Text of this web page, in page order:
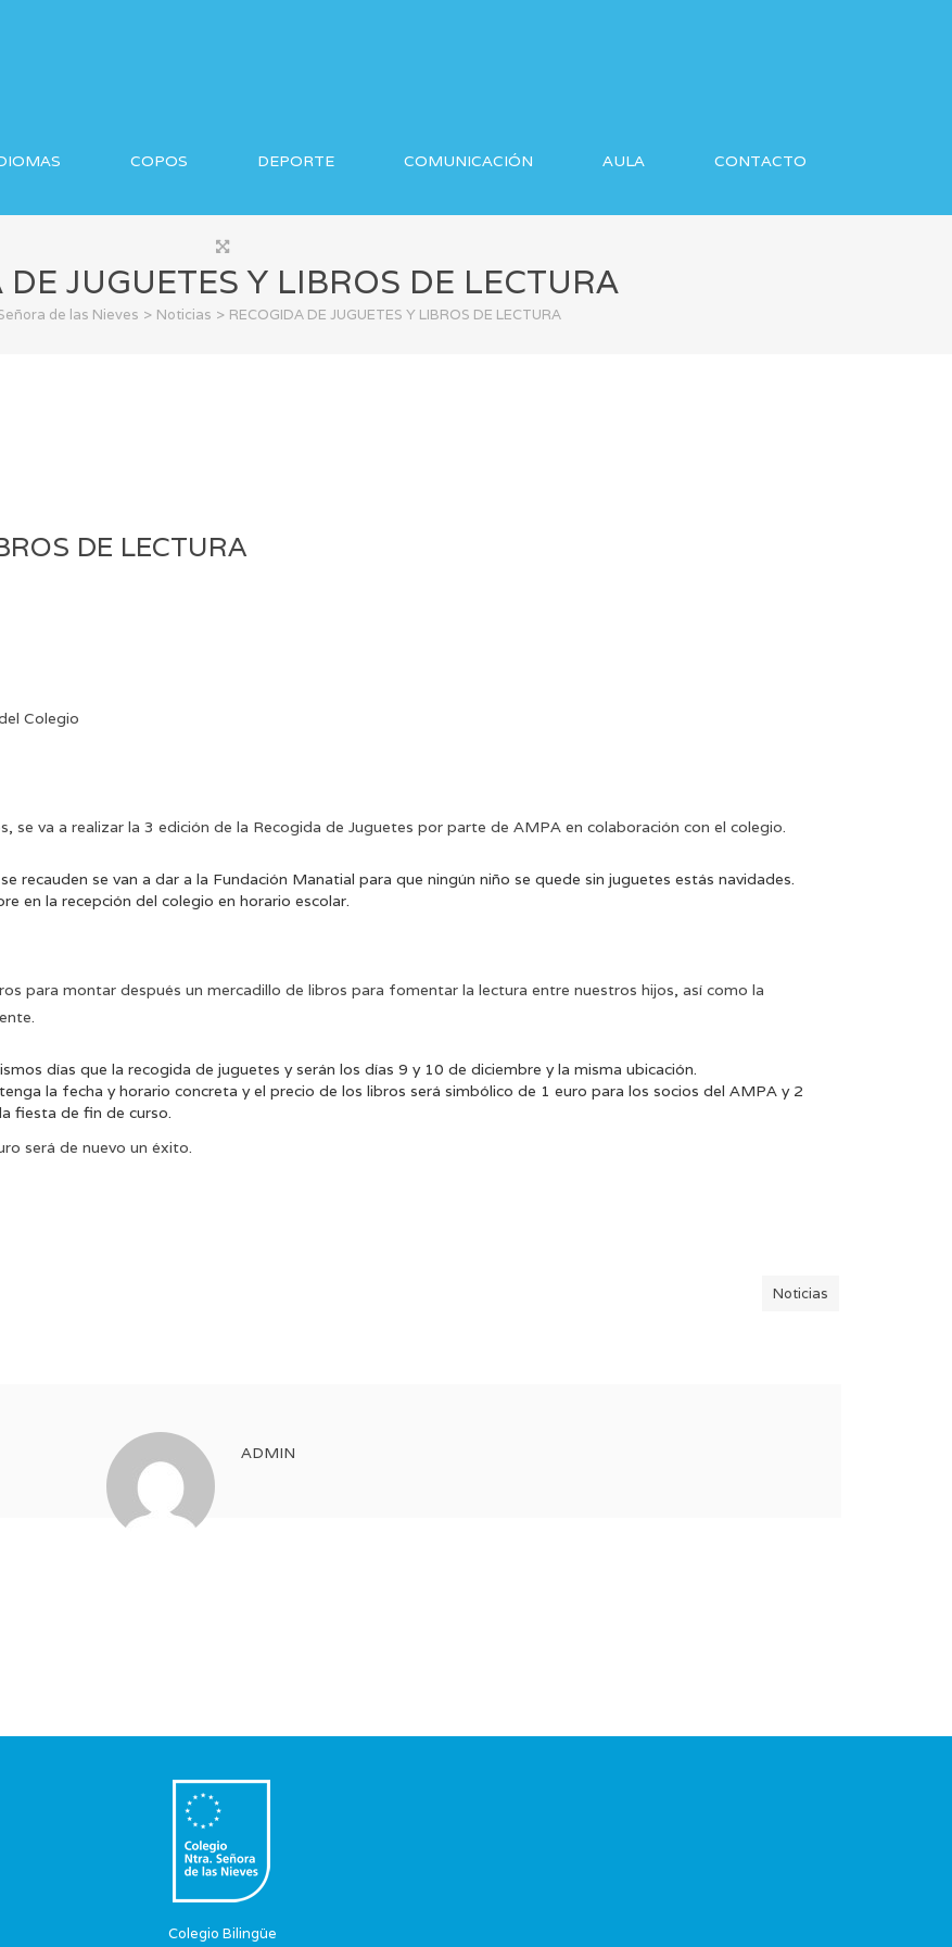
COPOS DEPORTE COMUNICACIÓN AULA CONTACTO
DE JUGUETES Y LIBROS DE LECTURA
de las Nieves > Noticias > RECOGIDA DE JUGUETES Y LIBROS DE LECTURA
DE LECTURA
Colegio
se va a realizar la 3 edición de la Recogida de Juguetes por parte de AMPA en colaboración con el colegio.
recauden se van a dar a la Fundación Manatial para que ningún niño se quede sin juguetes estás navidades.
en la recepción del colegio en horario escolar.
para montar después un mercadillo de libros para fomentar la lectura entre nuestros hijos, así como la
días que la recogida de juguetes y serán los días 9 y 10 de diciembre y la misma ubicación.
la fecha y horario concreta y el precio de los libros será simbólico de 1 euro para los socios del AMPA y 2
fiesta de fin de curso.
será de nuevo un éxito.
Noticias
ADMIN
Colegio Bilingüe